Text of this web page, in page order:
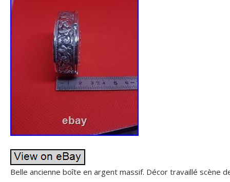
Belle ancienne boîte en argent massif. Décor travaillé scène